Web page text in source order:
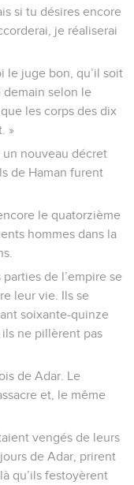
si tu désires encore
je réaliserai
le juge bon, qu’il soit
demain selon le
les corps des dix
»
un nouveau décret
de Haman furent
le quatorzième
hommes dans la
de l’empire se
leur vie. Ils se
soixante-quinze
ne pillèrent pas
de Adar. Le
et, le même
vengés de leurs
de Adar, prirent
qu’ils festoyèrent